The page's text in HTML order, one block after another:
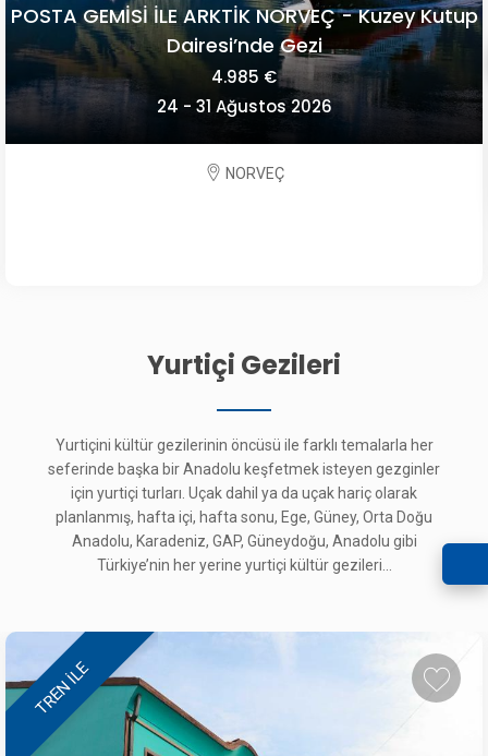
POSTA GEMİSİ İLE ARKTİK NORVEÇ - Kuzey Kutup
Dairesi’nde Gezi
4.985 €
24 - 31 Ağustos 2026
NORVEÇ
Yurtiçi Gezileri
Yurtiçini kültür gezilerinin öncüsü ile farklı temalarla her
seferinde başka bir Anadolu keşfetmek isteyen gezginler
için yurtiçi turları. Uçak dahil ya da uçak hariç olarak
planlanmış, hafta içi, hafta sonu, Ege, Güney, Orta Doğu
Anadolu, Karadeniz, GAP, Güneydoğu, Anadolu gibi
Türkiye’nin her yerine yurtiçi kültür gezileri...
TREN ILE